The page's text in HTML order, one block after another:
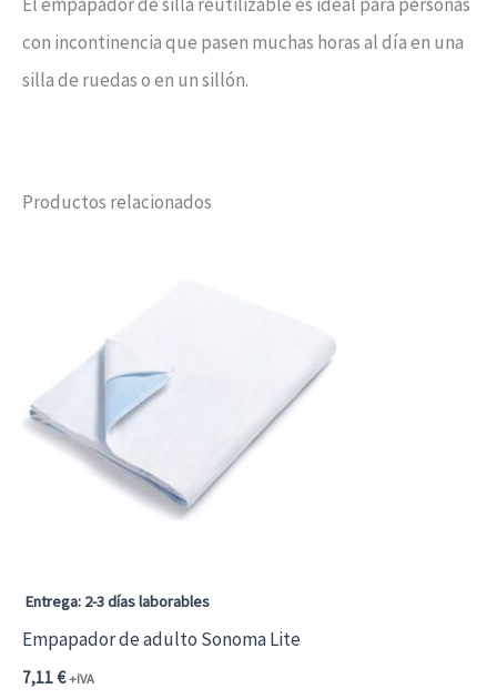
con incontinencia que pasen muchas horas al día en una
silla de ruedas o en un sillón.
Productos relacionados
Entrega: 2-3 días laborables
Empapador de adulto Sonoma Lite
7,11€ +IVA